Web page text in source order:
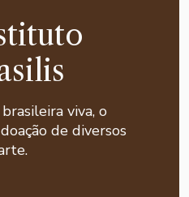
viva, o
de diversos